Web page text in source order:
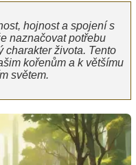
hojnost a spojení s
naznačovat potřebu
charakter života. Tento
kořenům a k většímu
světem.